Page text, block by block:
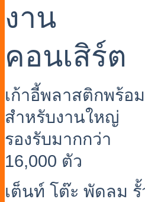
งาน
คอนเสิร์ต
เก้าอี้พลาสติกพร้อม
สำหรับงานใหญ่
รองรับมากกว่า
16,000 ตัว
เต็นท์ โต๊ะ พัดลม รั้